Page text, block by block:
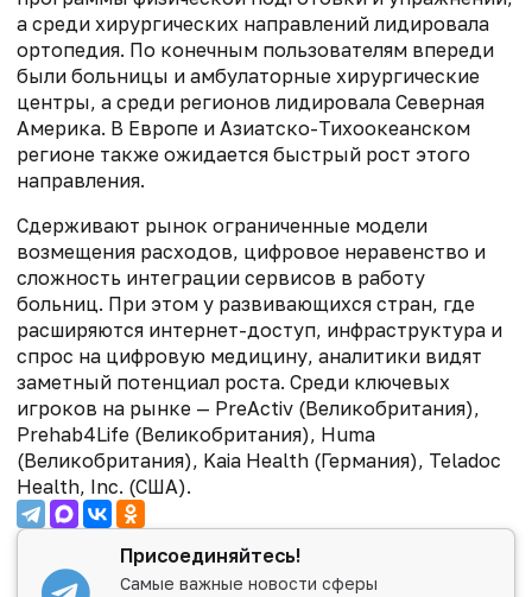
а среди хирургических направлений лидировала
ортопедия. По конечным пользователям впереди
были больницы и амбулаторные хирургические
центры, а среди регионов лидировала Северная
Америка. В Европе и Азиатско-Тихоокеанском
регионе также ожидается быстрый рост этого
направления.
Сдерживают рынок ограниченные модели
возмещения расходов, цифровое неравенство и
сложность интеграции сервисов в работу
больниц. При этом у развивающихся стран, где
расширяются интернет-доступ, инфраструктура и
спрос на цифровую медицину, аналитики видят
заметный потенциал роста. Среди ключевых
игроков на рынке — PreActiv (Великобритания),
Prehab4Life (Великобритания), Huma
(Великобритания), Kaia Health (Германия), Teladoc
Health, Inc. (США).
Присоединяйтесь!
Самые важные новости сферы